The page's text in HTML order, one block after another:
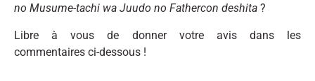
no Musume-tachi wa Juudo no Fathercon deshita ?
Libre à vous de donner votre avis dans les
commentaires ci-dessous !